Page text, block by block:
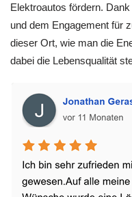
Elektroautos fördern.
und dem Engagement für
dieser Ort, wie man die
dabei die Lebensqualität